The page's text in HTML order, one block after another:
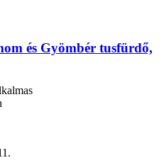
és Gyömbér tusfürdő,